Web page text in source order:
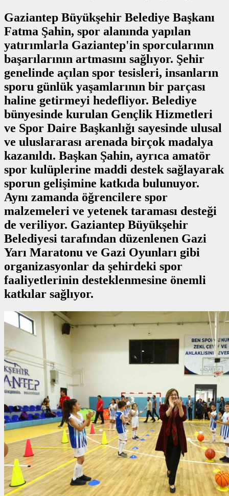
Gaziantep Büyükşehir Belediye Başkanı
Fatma Şahin, spor alanında yapılan
yatırımlarla Gaziantep'in sporcularının
başarılarının artmasını sağlıyor. Şehir
genelinde açılan spor tesisleri, insanların
sporu günlük yaşamlarının bir parçası
haline getirmeyi hedefliyor. Belediye
bünyesinde kurulan Gençlik Hizmetleri
ve Spor Daire Başkanlığı sayesinde ulusal
ve uluslararası arenada birçok madalya
kazanıldı. Başkan Şahin, ayrıca amatör
spor kulüplerine maddi destek sağlayarak
sporun gelişimine katkıda bulunuyor.
Aynı zamanda öğrencilere spor
malzemeleri ve yetenek taraması desteği
de veriliyor. Gaziantep Büyükşehir
Belediyesi tarafından düzenlenen Gazi
Yarı Maratonu ve Gazi Oyunları gibi
organizasyonlar da şehirdeki spor
faaliyetlerinin desteklenmesine önemli
katkılar sağlıyor.